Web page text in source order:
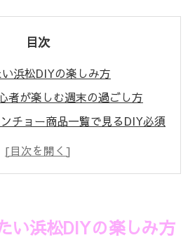
目次
浜松DIYの楽しみ方
者が楽しむ週末の過ごし方
チョー商品一覧で見るDIY必須
ンラインショップの便利な使い
い浜松DIYの楽しみ方